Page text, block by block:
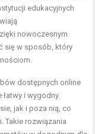
edukacyjnych
nowoczesnym
się w sposób, który
dostępnych online
łatwy i wygodny.
jak i poza nią, co
Takie rozwiązania